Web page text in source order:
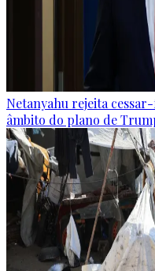
Netanyahu rejeita
âmbito do plano de